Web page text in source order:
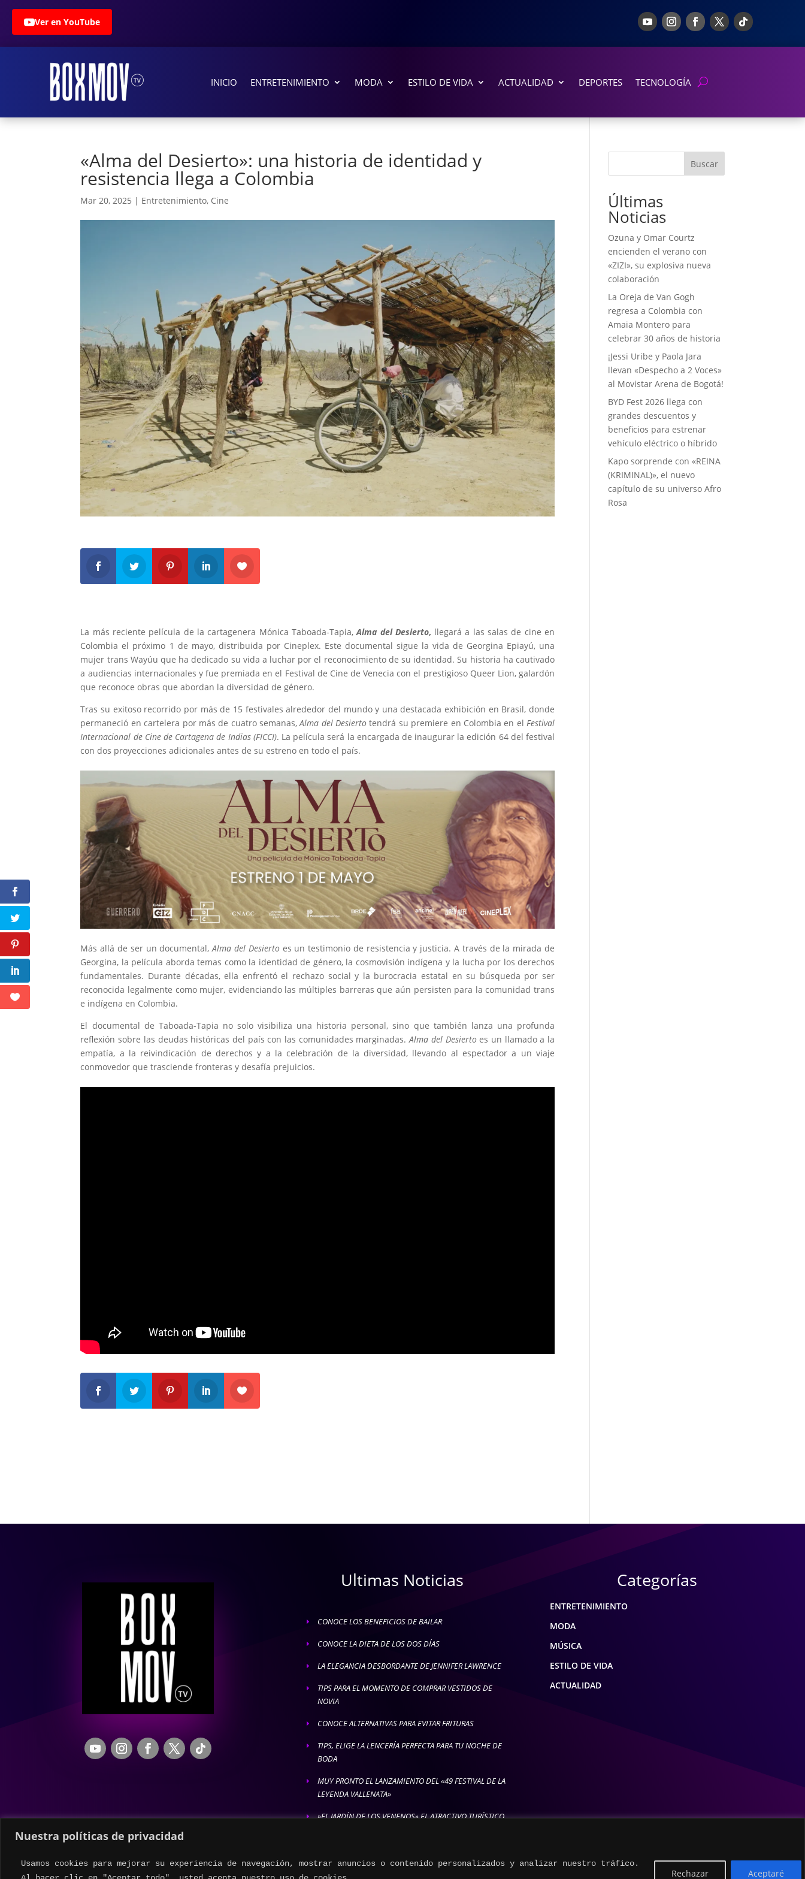
Nuestra políticas de privacidad
Usamos cookies para mejorar su experiencia de navegación, mostrar anuncios o contenido personalizados y analizar nuestro tráfico.
Rechazar Aceptaré
Ver en YouTube
INICIO ENTRETENIMIENTO MODA ESTILO DE VIDA ACTUALIDAD DEPORTES TECNOLOGÍA
«Alma del Desierto»: una historia de identidad y
resistencia llega a Colombia
Mar 20, 2025 | Entretenimiento, Cine
La más reciente película de la cartagenera Mónica Taboada-Tapia,Alma del Desierto, llegará a las salas de cine en
Colombia el próximo 1 de mayo, distribuida por Cineplex. Este documental sigue la vida de Georgina Epiayú, una
mujer trans Wayúu que ha dedicado su vida a luchar por el reconocimiento de su identidad. Su historia ha cautivado
a audiencias internacionales y fue premiada en el Festival de Cine de Venecia con el prestigioso Queer Lion, galardón
que reconoce obras que abordan la diversidad de género.
Tras su exitoso recorrido por más de 15 festivales alrededor del mundo y una destacada exhibición en Brasil, donde
permaneció en cartelera por más de cuatro semanas,Alma del Desierto tendrá su premiere en Colombia en el Festival
Internacional de Cine de Cartagena de Indias (FICCI). La película será la encargada de inaugurar la edición 64 del festival
con dos proyecciones adicionales antes de su estreno en todo el país.
Más allá de ser un documental,Alma del Desiertoes un testimonio de resistencia y justicia. A través de la mirada de
Georgina, la película aborda temas como la identidad de género, la cosmovisión indígena y la lucha por los derechos
fundamentales. Durante décadas, ella enfrentó el rechazo social y la burocracia estatal en su búsqueda por ser
reconocida legalmente como mujer, evidenciando las múltiples barreras que aún persisten para la comunidad trans
e indígena en Colombia.
El documental de Taboada-Tapia no solo visibiliza una historia personal, sino que también lanza una profunda
reflexión sobre las deudas históricas del país con las comunidades marginadas.Alma del Desiertoes un llamado a la
empatía, a la reivindicación de derechos y a la celebración de la diversidad, llevando al espectador a un viaje
conmovedor que trasciende fronteras y desafía prejuicios.
Buscar
Últimas
Noticias
Ozuna y Omar Courtz
encienden el verano con
«ZIZI», su explosiva nueva
colaboración
La Oreja de Van Gogh
regresa a Colombia con
Amaia Montero para
celebrar 30 años de historia
¡Jessi Uribe y Paola Jara
llevan «Despecho a 2 Voces»
al Movistar Arena de Bogotá!
BYD Fest 2026 llega con
grandes descuentos y
beneficios para estrenar
vehículo eléctrico o híbrido
Kapo sorprende con «REINA
(KRIMINAL)», el nuevo
capítulo de su universo Afro
Rosa
Ultimas Noticias
E CONOCE LOS BENEFICIOS DE BAILAR
E CONOCE LA DIETA DE LOS DOS DÍAS
E LA ELEGANCIA DESBORDANTE DE JENNIFER LAWRENCE
E
TIPS PARA EL MOMENTO DE COMPRAR VESTIDOS DE
NOVIA
E CONOCE ALTERNATIVAS PARA EVITAR FRITURAS
E
TIPS, ELIGE LA LENCERÍA PERFECTA PARA TU NOCHE DE
BODA
E
MUY PRONTO EL LANZAMIENTO DEL «49 FESTIVAL DE LA
LEYENDA VALLENATA»
E
»EL JARDÍN DE LOS VENENOS» EL ATRACTIVO TURÍSTICO
Categorías
ENTRETENIMIENTO
MODA
MÚSICA
ESTILO DE VIDA
ACTUALIDAD